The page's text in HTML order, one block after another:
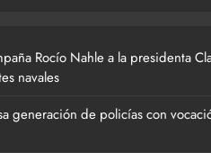
Rocío Nahle a la presidenta
navales
generación de policías con